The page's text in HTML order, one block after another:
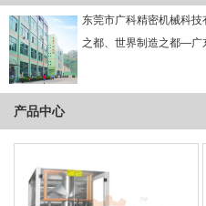
东莞市广科精密机械科
之都、世界制造之都—广
产品中心